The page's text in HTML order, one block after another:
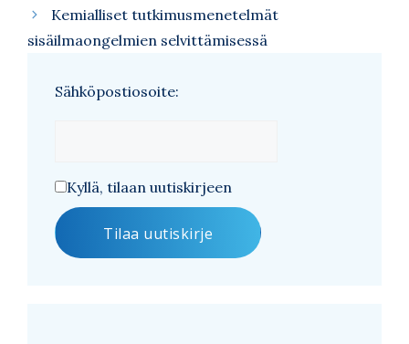
Kemialliset tutkimusmenetelmät
sisäilmaongelmien selvittämisessä
Sähköpostiosoite:
Kyllä, tilaan uutiskirjeen